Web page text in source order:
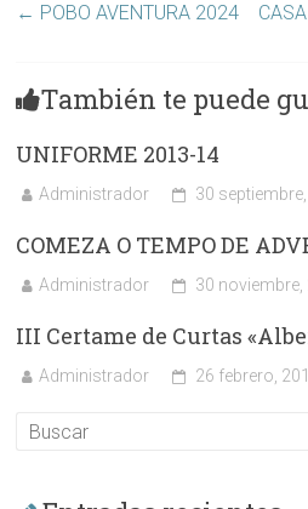
← POBO AVENTURA 2024
También te puede
UNIFORME 2013-14
Administrador 30
COMEZA O TEMPO DE
Administrador 30 noviembre,
III Certame de Curtas
Administrador 26 febrero,